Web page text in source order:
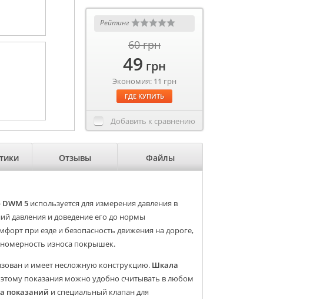
Рейтинг
60 грн
49 грн
Экономия: 11 грн
ГДЕ КУПИТЬ
Добавить к сравнению
Отзывы Файлы
5 используется для измерения давления в
давления и доведение его до нормы
при езде и безопасность движения на дороге,
износа покрышек.
и имеет несложную конструкцию. Шкала
показания можно удобно считывать в любом
показаний и специальный клапан для